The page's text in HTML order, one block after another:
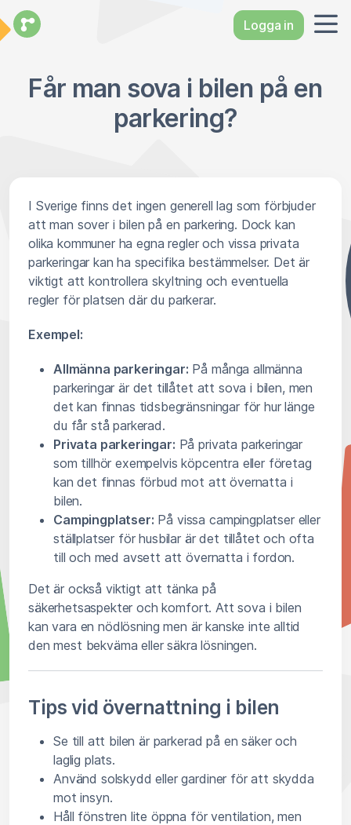
Logga in
Får man sova i bilen på en
parkering?
I Sverige finns det ingen generell lag som förbjuder
att man sover i bilen på en parkering. Dock kan
olika kommuner ha egna regler och vissa privata
parkeringar kan ha specifika bestämmelser. Det är
viktigt att kontrollera skyltning och eventuella
regler för platsen där du parkerar.
Exempel:
Allmänna parkeringar: På många allmänna
parkeringar är det tillåtet att sova i bilen, men
det kan finnas tidsbegränsningar för hur länge
du får stå parkerad.
Privata parkeringar: På privata parkeringar
som tillhör exempelvis köpcentra eller företag
kan det finnas förbud mot att övernatta i
bilen.
Campingplatser: På vissa campingplatser eller
ställplatser för husbilar är det tillåtet och ofta
till och med avsett att övernatta i fordon.
Det är också viktigt att tänka på
säkerhetsaspekter och komfort. Att sova i bilen
kan vara en nödlösning men är kanske inte alltid
den mest bekväma eller säkra lösningen.
Tips vid övernattning i bilen
Se till att bilen är parkerad på en säker och
laglig plats.
Använd solskydd eller gardiner för att skydda
mot insyn.
Håll fönstren lite öppna för ventilation, men